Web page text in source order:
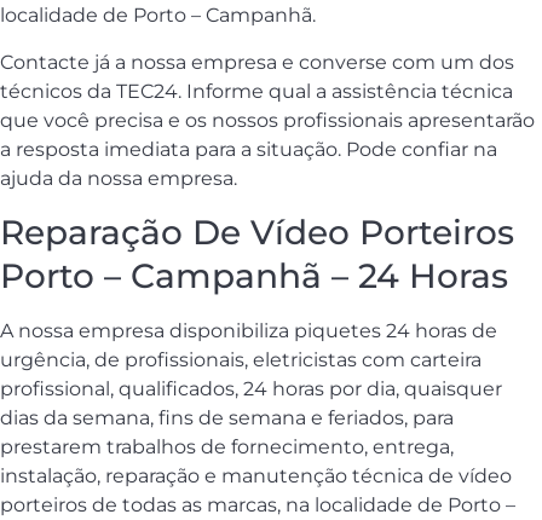
localidade de Porto – Campanhã.
Contacte já a nossa empresa e converse com um dos
técnicos da TEC24. Informe qual a assistência técnica
que você precisa e os nossos profissionais apresentarão
a resposta imediata para a situação. Pode confiar na
ajuda da nossa empresa.
Reparação De Vídeo Porteiros
Porto – Campanhã – 24 Horas
A nossa empresa disponibiliza piquetes 24 horas de
urgência, de profissionais, eletricistas com carteira
profissional, qualificados, 24 horas por dia, quaisquer
dias da semana, fins de semana e feriados, para
prestarem trabalhos de fornecimento, entrega,
instalação, reparação e manutenção técnica de vídeo
porteiros de todas as marcas, na localidade de Porto –